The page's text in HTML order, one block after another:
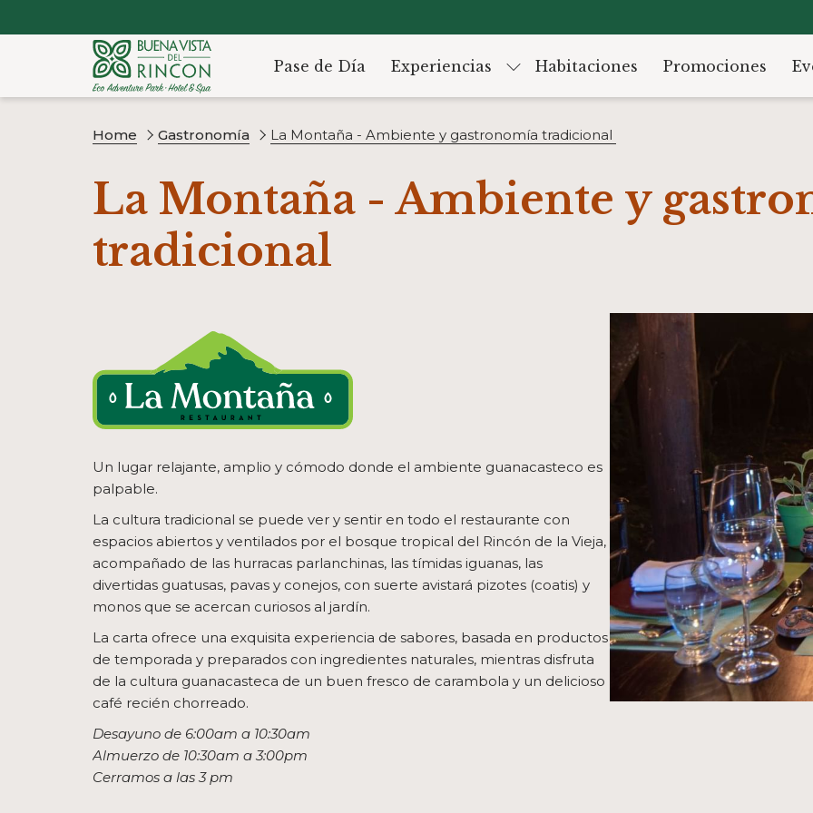
Pase de Día Experiencias Habitaciones Promociones
Home Gastronomía La Montaña - Ambiente y gastronomía tradicional
La Montaña - Ambiente y
tradicional
Un lugar relajante, amplio y cómodo donde el ambiente guanacasteco es
palpable.
La cultura tradicional se puede ver y sentir en todo el restaurante con
espacios abiertos y ventilados por el bosque tropical del Rincón de la Vieja,
acompañado de las hurracas parlanchinas, las tímidas iguanas, las
divertidas guatusas, pavas y conejos, con suerte avistará pizotes (coatis) y
monos que se acercan curiosos al jardín.
La carta ofrece una exquisita experiencia de sabores, basada en productos
de temporada y preparados con ingredientes naturales, mientras disfruta
de la cultura guanacasteca de un buen fresco de carambola y un delicioso
café recién chorreado.
Desayuno de 6:00am a 10:30am
Almuerzo de 10:30am a 3:00pm
Cerramos a las 3 pm